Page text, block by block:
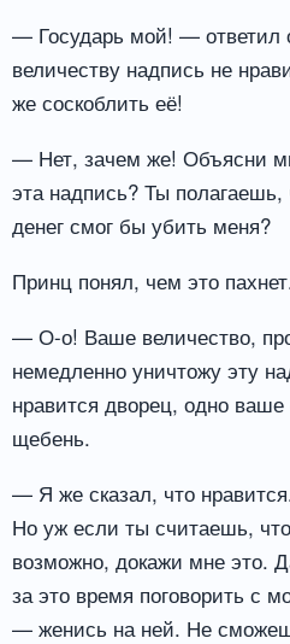
— Государь мой! —
величеству надпись не
же соскоблить её!
— Нет, зачем же! Объясни
эта надпись? Ты
денег смог бы убить меня?
Принц понял, чем это
— О-о! Ваше величество,
немедленно уничтожу эту
нравится дворец, одно
щебень.
— Я же сказал, что
Но уж если ты считаешь,
возможно, докажи мне это.
за это время поговорить с
— женись на ней. Не